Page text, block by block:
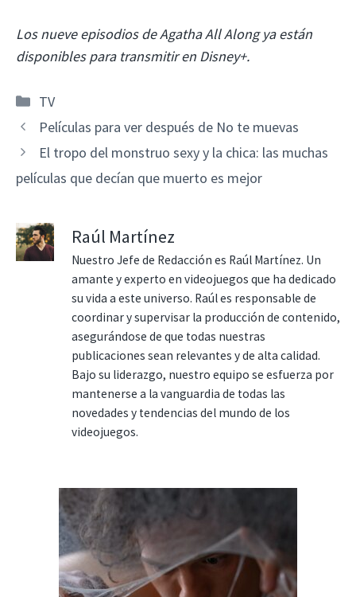
Los nueve episodios de Agatha All Along ya están
disponibles para transmitir en Disney+.
Categorías
TV
Películas para ver después de No te muevas
El tropo del monstruo sexy y la chica: las muchas
películas que decían que muerto es mejor
Raúl Martínez
Nuestro Jefe de Redacción es Raúl Martínez. Un
amante y experto en videojuegos que ha dedicado
su vida a este universo. Raúl es responsable de
coordinar y supervisar la producción de contenido,
asegurándose de que todas nuestras
publicaciones sean relevantes y de alta calidad.
Bajo su liderazgo, nuestro equipo se esfuerza por
mantenerse a la vanguardia de todas las
novedades y tendencias del mundo de los
videojuegos.